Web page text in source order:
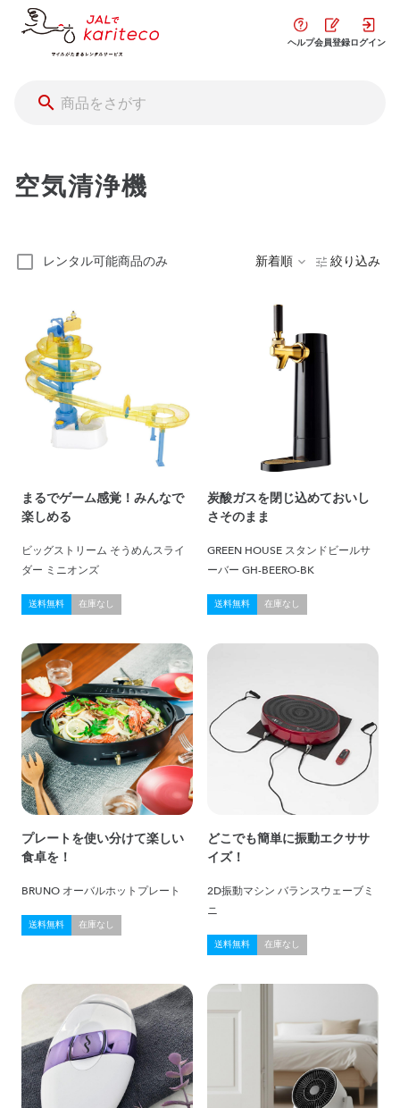
ヘルプ会員登録ログイン
空気清浄機
レンタル可能商品のみ 新着順 絞り込み
まるでゲーム感覚！みんなで
楽しめる
ビッグストリーム そうめんスライ
ダー ミニオンズ
送料無料 在庫なし
炭酸ガスを閉じ込めておいし
さそのまま
GREEN HOUSE スタンドビールサ
ーバー GH-BEERO-BK
送料無料 在庫なし
プレートを使い分けて楽しい
食卓を！
BRUNO オーバルホットプレート
送料無料 在庫なし
どこでも簡単に振動エクササ
イズ！
2D振動マシン バランスウェーブミ
ニ
送料無料 在庫なし